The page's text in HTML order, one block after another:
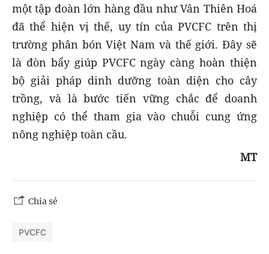
một tập đoàn lớn hàng đầu như Vân Thiên Hoá
đã thể hiện vị thế, uy tín của PVCFC trên thị
trường phân bón Việt Nam và thế giới. Đây sẽ
là đòn bẩy giúp PVCFC ngày càng hoàn thiện
bộ giải pháp dinh dưỡng toàn diện cho cây
trồng, và là bước tiến vững chắc để doanh
nghiệp có thể tham gia vào chuỗi cung ứng
nông nghiệp toàn cầu.
MT
Chia sẻ
PVCFC